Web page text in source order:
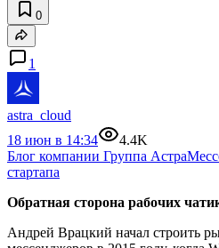
0
1
astra_cloud
18 июн в 14:34
4.4K
Блог компании Группа Астра
стартапа
Обратная сторона рабочих
Андрей Врацкий начал строить